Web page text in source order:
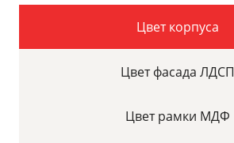
Цвет корпуса
Цвет фасада ЛДСП
Цвет рамки МДФ